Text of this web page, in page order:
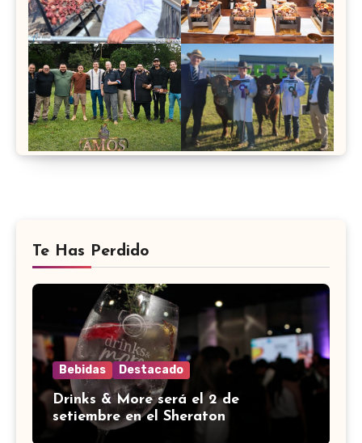
Te Has Perdido
Bebidas Destacado
Drinks & More será el 2 de
setiembre en el Sheraton